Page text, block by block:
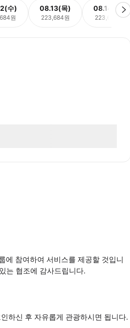
수)
원
08.13(목)
223,684원
08.14(금)
223,684원
에 참여하여 서비스를 제공할 것입니
는 협조에 감사드립니다.
하신 후 자유롭게 관광하시면 됩니다.